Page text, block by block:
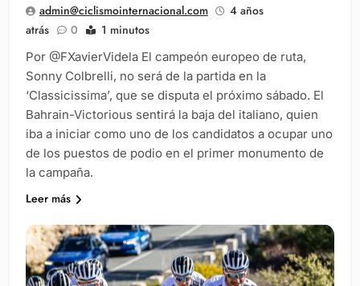
admin@ciclismointernacional.com
4 años
atrás
0 1 minutos
Por @FXavierVidela El campeón europeo de ruta,
Sonny Colbrelli, no será de la partida en la
‘Classicissima’, que se disputa el próximo sábado. El
Bahrain-Victorious sentirá la baja del italiano, quien
iba a iniciar como uno de los candidatos a ocupar uno
de los puestos de podio en el primer monumento de
la campaña.
Leer más